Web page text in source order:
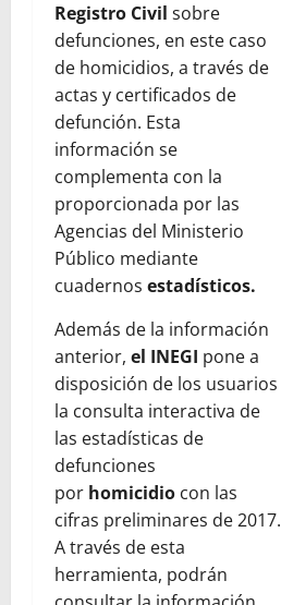
Registro Civil sobre
defunciones, en este caso
de homicidios, a través de
actas y certificados de
defunción. Esta
información se
complementa con la
proporcionada por las
Agencias del Ministerio
Público mediante
cuadernos estadísticos.
Además de la información
anterior, el INEGI pone a
disposición de los usuarios
la consulta interactiva de
las estadísticas de
defunciones
por homicidio con las
cifras preliminares de 2017.
A través de esta
herramienta, podrán